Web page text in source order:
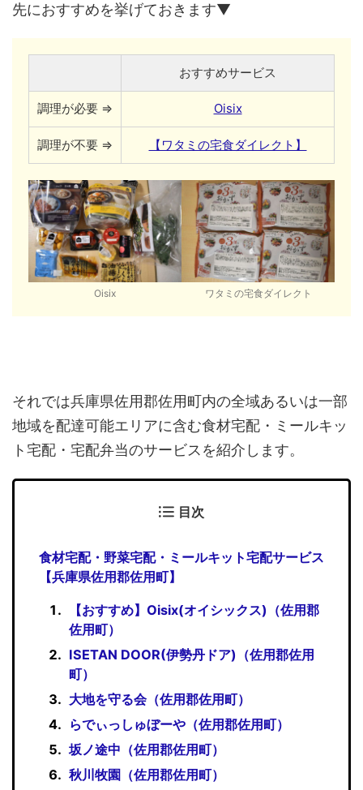
先におすすめを挙げておきます▼
おすすめサービス
調理が必要 ⇒ Oisix
調理が不要 ⇒ 【ワタミの宅食ダイレクト】
Oisix ワタミの宅食ダイレクト
それでは兵庫県佐用郡佐用町内の全域あるいは一部
地域を配達可能エリアに含む食材宅配・ミールキッ
ト宅配・宅配弁当のサービスを紹介します。
目次
食材宅配・野菜宅配・ミールキット宅配サービス
【兵庫県佐用郡佐用町】
【おすすめ】Oisix(オイシックス)（佐用郡
佐用町）
ISETAN DOOR(伊勢丹ドア)（佐用郡佐用
町）
大地を守る会（佐用郡佐用町）
らでぃっしゅぼーや（佐用郡佐用町）
坂ノ途中（佐用郡佐用町）
秋川牧園（佐用郡佐用町）